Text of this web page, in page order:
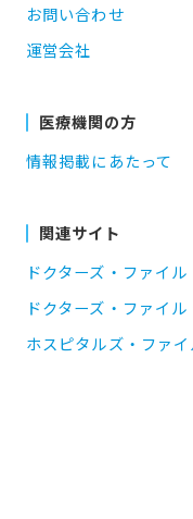
お問い合わせ
運営会社
医療機関の方
情報掲載にあたって
関連サイト
ドクターズ・ファイル
ドクターズ・ファイ
ホスピタルズ・ファイ